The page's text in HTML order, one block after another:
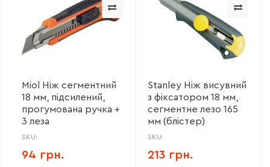
Miol Ніж сегментний
18 мм, підсилений,
прогумована ручка +
3 леза
SKU:
94 грн.
Stanley Ніж висувний
з фіксатором 18 мм,
сегментне лезо 165
мм (блістер)
SKU:
213 грн.